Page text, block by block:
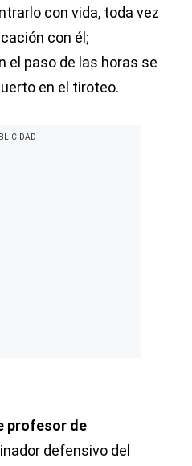
con vida, toda vez
con él;
el paso de las horas se
en el tiroteo.
profesor de
defensivo del